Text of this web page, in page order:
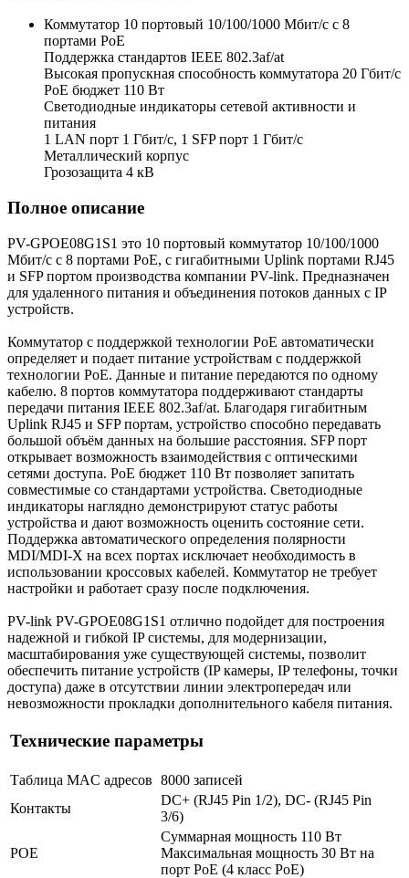
Коммутатор 10 портовый 10/100/1000 Мбит/с с 8
портами РоЕ
Поддержка стандартов IEEE 802.3af/at
Высокая пропускная способность коммутатора 20 Гбит/с
PoE бюджет 110 Вт
Светодиодные индикаторы сетевой активности и
питания
1 LAN порт 1 Гбит/с, 1 SFP порт 1 Гбит/с
Металлический корпус
Грозозащита 4 кВ
Полное описание
PV-GPOE08G1S1 это 10 портовый коммутатор 10/100/1000
Мбит/с с 8 портами PoE, с гигабитными Uplink портами RJ45
и SFP портом производства компании PV-link. Предназначен
для удаленного питания и объединения потоков данных с IP
устройств.
Коммутатор с поддержкой технологии PoE автоматически
определяет и подает питание устройствам с поддержкой
технологии РоЕ. Данные и питание передаются по одному
кабелю. 8 портов коммутатора поддерживают стандарты
передачи питания IEEE 802.3af/at. Благодаря гигабитным
Uplink RJ45 и SFP портам, устройство способно передавать
большой объём данных на большие расстояния. SFP порт
открывает возможность взаимодействия с оптическими
сетями доступа. PoE бюджет 110 Вт позволяет запитать
совместимые со стандартами устройства. Светодиодные
индикаторы наглядно демонстрируют статус работы
устройства и дают возможность оценить состояние сети.
Поддержка автоматического определения полярности
MDI/MDI-X на всех портах исключает необходимость в
использовании кроссовых кабелей. Коммутатор не требует
настройки и работает сразу после подключения.
PV-link PV-GPOE08G1S1 отлично подойдет для построения
надежной и гибкой IP системы, для модернизации,
масштабирования уже существующей системы, позволит
обеспечить питание устройств (IP камеры, IP телефоны, точки
доступа) даже в отсутствии линии электропередач или
невозможности прокладки дополнительного кабеля питания.
Технические параметры
Таблица MAC адресов 8000 записей
Контакты
DC+ (RJ45 Pin 1/2), DC- (RJ45 Pin
3/6)
POE
Суммарная мощность 110 Вт
Максимальная мощность 30 Вт на
порт PoE (4 класс PoE)